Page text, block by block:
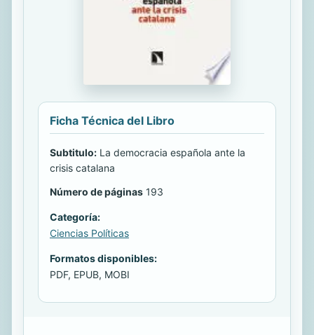
Ficha Técnica del Libro
Subtitulo: La democracia española ante la
crisis catalana
Número de páginas 193
Categoría:
Ciencias Políticas
Formatos disponibles:
PDF, EPUB, MOBI